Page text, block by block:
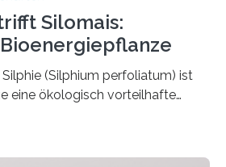
Silomais:
(Silphium perfoliatum) ist
eine ökologisch vorteilhafte
von Forschenden der